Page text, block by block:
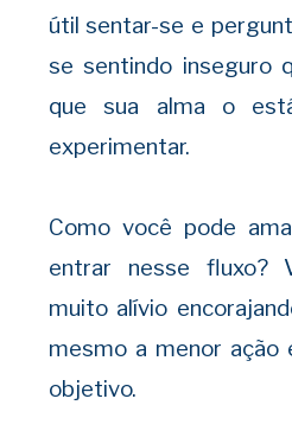
útil sentar-se e
se sentindo inseguro
que sua alma o
experimentar.
Como você pode
entrar nesse fluxo?
muito alívio
mesmo a menor ação
objetivo.